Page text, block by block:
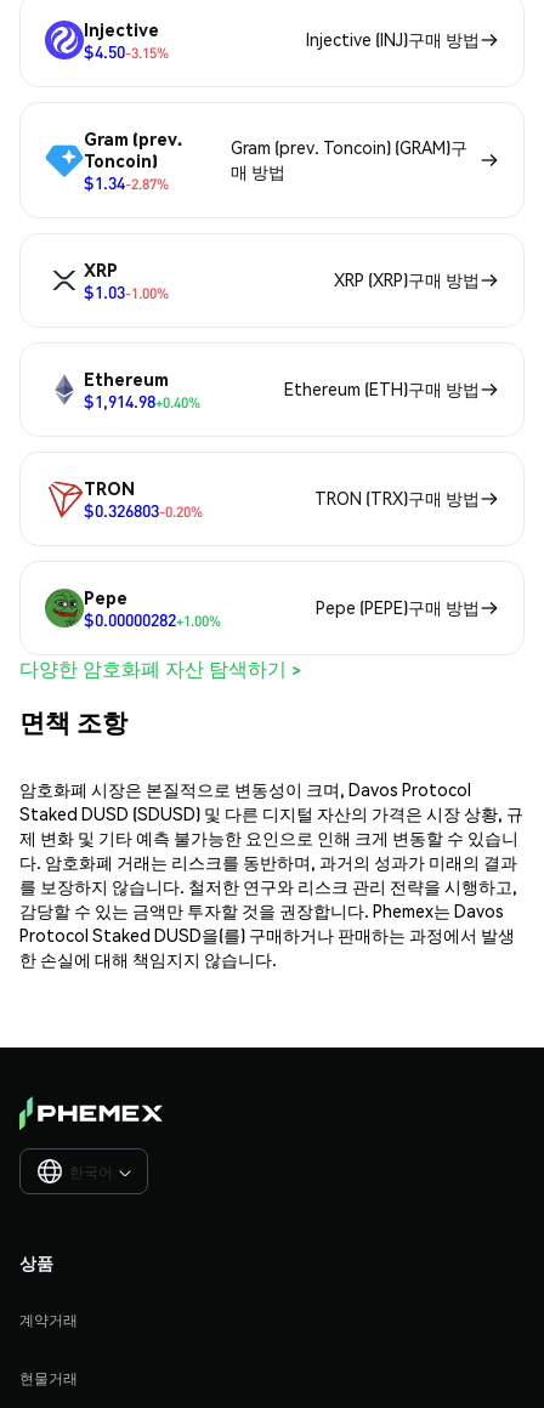
Injective
$4.50-3.15%
Injective (INJ)구매 방법
Gram (prev.
Toncoin)
$1.34-2.87%
Gram (prev. Toncoin) (GRAM)구
매 방법
XRP
$1.03-1.00%
XRP (XRP)구매 방법
Ethereum
$1,914.98+0.40%
Ethereum (ETH)구매 방법
TRON
$0.326803-0.20%
TRON (TRX)구매 방법
Pepe
$0.00000282+1.00%
Pepe (PEPE)구매 방법
다양한 암호화폐 자산 탐색하기 >
면책 조항
암호화폐 시장은 본질적으로 변동성이 크며, Davos Protocol
Staked DUSD (SDUSD) 및 다른 디지털 자산의 가격은 시장 상황, 규
제 변화 및 기타 예측 불가능한 요인으로 인해 크게 변동할 수 있습니
다. 암호화폐 거래는 리스크를 동반하며, 과거의 성과가 미래의 결과
를 보장하지 않습니다. 철저한 연구와 리스크 관리 전략을 시행하고,
감당할 수 있는 금액만 투자할 것을 권장합니다. Phemex는 Davos
Protocol Staked DUSD을(를) 구매하거나 판매하는 과정에서 발생
한 손실에 대해 책임지지 않습니다.
한국어 
상품
계약거래
현물거래